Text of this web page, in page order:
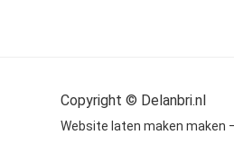
Copyright © Delanbri.nl
Website laten maken maken